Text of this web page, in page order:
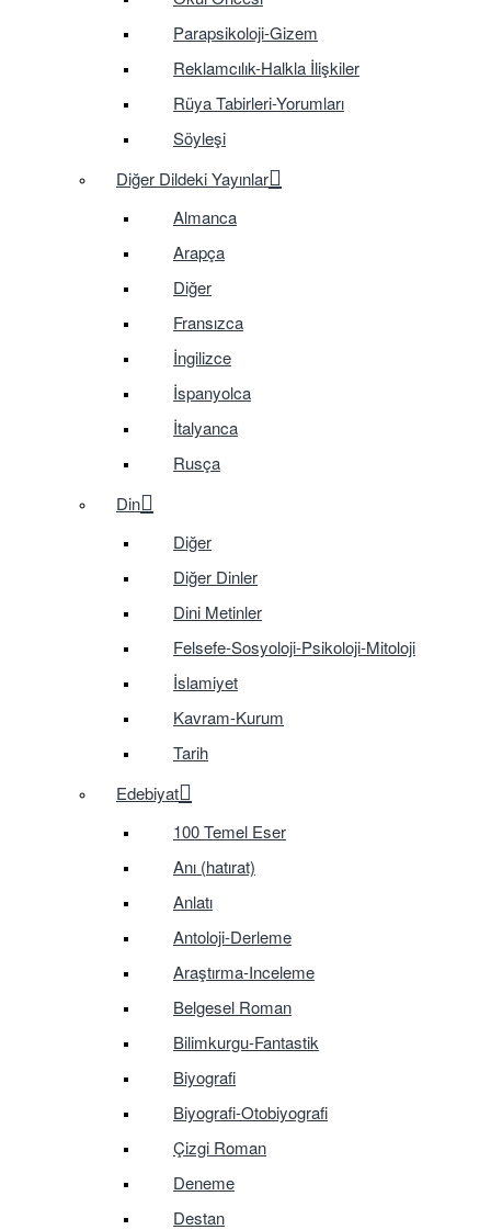
Parapsikoloji-Gizem
Reklamcılık-Halkla İlişkiler
Rüya Tabirleri-Yorumları
Söyleşi
Diğer Dildeki Yayınlar
Almanca
Arapça
Diğer
Fransızca
İngilizce
İspanyolca
İtalyanca
Rusça
Din
Diğer
Diğer Dinler
Dini Metinler
Felsefe-Sosyoloji-Psikoloji-Mitoloji
İslamiyet
Kavram-Kurum
Tarih
Edebiyat
100 Temel Eser
Anı (hatırat)
Anlatı
Antoloji-Derleme
Araştırma-Inceleme
Belgesel Roman
Bilimkurgu-Fantastik
Biyografi
Biyografi-Otobiyografi
Çizgi Roman
Deneme
Destan